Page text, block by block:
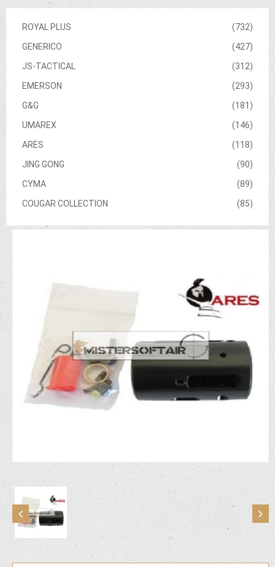
(732)
ROYAL PLUS
(427)
GENERICO
(312)
JS-TACTICAL
(293)
EMERSON
(181)
G&G
(146)
UMAREX
(118)
ARES
(90)
JING GONG
(89)
CYMA
(85)
COUGAR COLLECTION